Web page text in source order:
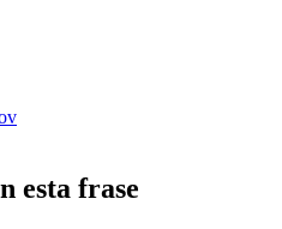
esta frase